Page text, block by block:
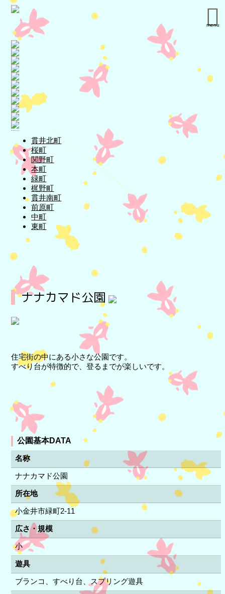
menu
貫井北町
桜町
関野町
本町
緑町
梶野町
貫井南町
前原町
中町
東町
ナナカマド公園
住宅街の中にある小さな公園です。
すべり台が特徴的で、登るまでが楽しいです。
公園基本DATA
名称
ナナカマド公園
所在地
小金井市緑町2-11
広さ・規模
小
遊具
ブランコ、すべり台、スプリング遊具